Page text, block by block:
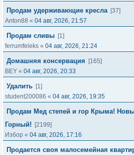
Продам удерживающие кресла [37]
Anton88 « 04 авг, 2026, 21:57
Продам сливы [1]
ferrumfeleks « 04 авг, 2026, 21:24
Домашняя консервация
[165]
BEY « 04 авг, 2026, 20:33
Удалить [1]
student200086 « 04 авг, 2026, 19:35
Продам Мед степей и гор Крыма!
Горный!
[2199]
Избор « 04 авг, 2026, 17:16
Продается своя малосемейная